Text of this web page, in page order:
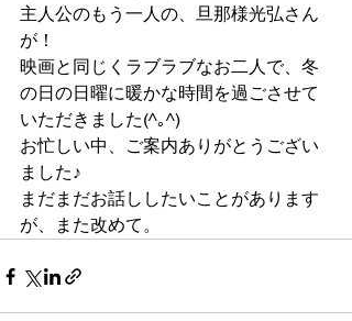
主人公のもう一人の、旦那様光弘さん
が！
映画と同じくラブラブなお二人で、冬
の日の日曜に暖かな時間を過ごさせて
いただきました(^｡^)
お忙しい中、ご案内ありがとうござい
ました♪
まだまだお話ししたいことがあります
が、また改めて。